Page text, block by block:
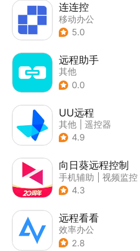
连连控
移动办公
5.0
远程助手
其他
0.0
UU远程
其他
遥控器
4.9
向日葵远程控制
手机辅助
视频监控
4.3
远程看看
效率办公
2.8